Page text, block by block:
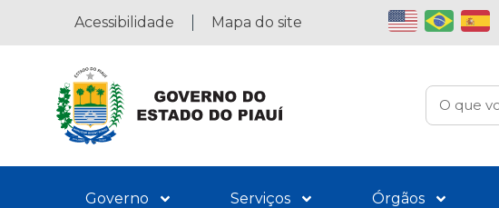
Acessibilidade Mapa do site
Governo Serviços Órgãos